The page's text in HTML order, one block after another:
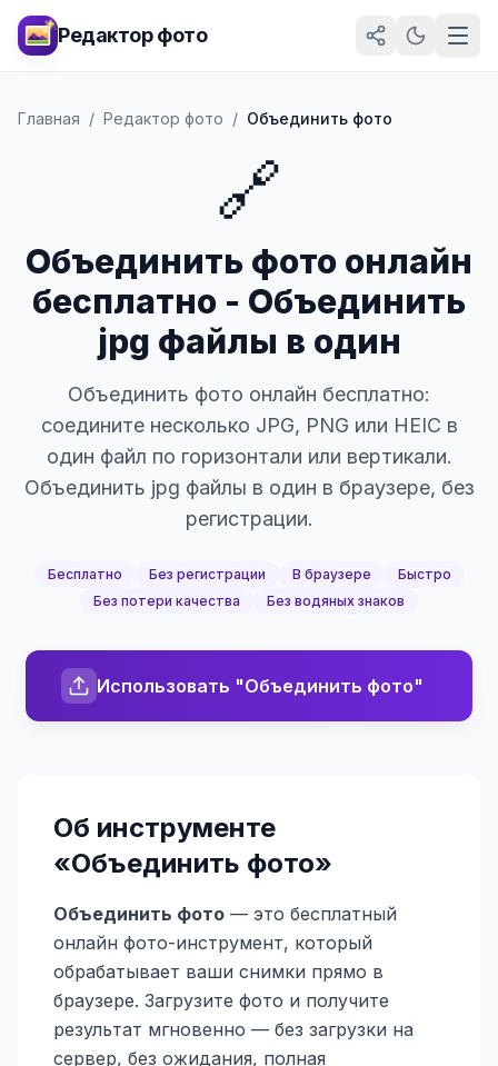
Редактор фото
Главная / Редактор фото / Объединить фото
🔗
Объединить фото онлайн
бесплатно - Объединить
jpg файлы в один
Объединить фото онлайн бесплатно:
соедините несколько JPG, PNG или HEIC в
один файл по горизонтали или вертикали.
Объединить jpg файлы в один в браузере, без
регистрации.
Бесплатно Без регистрации В браузере
Быстро
Без потери качества
Без водяных знаков
Использовать "Объединить фото"
Об инструменте
«Объединить фото»
Объединить фото — это бесплатный
онлайн фото-инструмент, который
обрабатывает ваши снимки прямо в
браузере. Загрузите фото и получите
результат мгновенно — без загрузки на
сервер, без ожидания, полная